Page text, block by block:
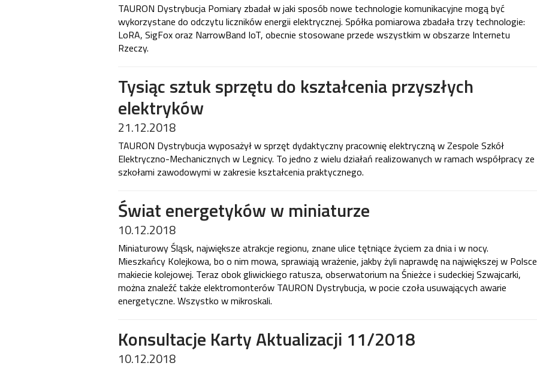
TAURON Dystrybucja Pomiary zbadał w jaki sposób nowe technologie komunikacyjne mogą być
wykorzystane do odczytu liczników energii elektrycznej. Spółka pomiarowa zbadała trzy technologie:
LoRA, SigFox oraz NarrowBand IoT, obecnie stosowane przede wszystkim w obszarze Internetu
Rzeczy.
Tysiąc sztuk sprzętu do kształcenia przyszłych
elektryków
21.12.2018
TAURON Dystrybucja wyposażył w sprzęt dydaktyczny pracownię elektryczną w Zespole Szkół
Elektryczno-Mechanicznych w Legnicy. To jedno z wielu działań realizowanych w ramach współpracy ze
szkołami zawodowymi w zakresie kształcenia praktycznego.
Świat energetyków w miniaturze
10.12.2018
Miniaturowy Śląsk, największe atrakcje regionu, znane ulice tętniące życiem za dnia i w nocy.
Mieszkańcy Kolejkowa, bo o nim mowa, sprawiają wrażenie, jakby żyli naprawdę na największej w Polsce
makiecie kolejowej. Teraz obok gliwickiego ratusza, obserwatorium na Śnieżce i sudeckiej Szwajcarki,
można znaleźć także elektromonterów TAURON Dystrybucja, w pocie czoła usuwających awarie
energetyczne. Wszystko w mikroskali.
Konsultacje Karty Aktualizacji 11/2018
10.12.2018